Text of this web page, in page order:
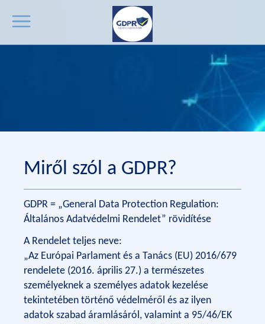
Miről szól a GDPR?
GDPR = „General Data Protection Regulation:
Általános Adatvédelmi Rendelet” rövidítése
A Rendelet teljes neve:
„Az Európai Parlament és a Tanács (EU) 2016/679
rendelete (2016. április 27.) a természetes
személyeknek a személyes adatok kezelése
tekintetében történő védelméről és az ilyen
adatok szabad áramlásáról, valamint a 95/46/EK